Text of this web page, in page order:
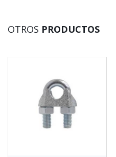
OTROS PRODUCTOS